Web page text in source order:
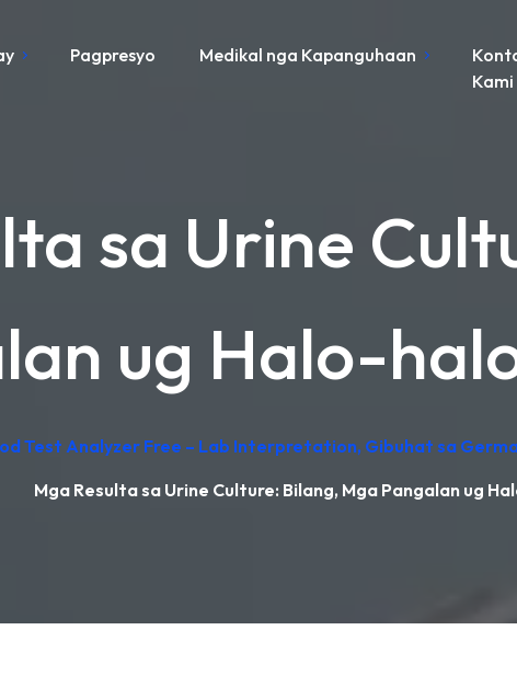
Pagpresyo Medikal nga Kapanguhaan
Kami
sa Urine
ug Halo-
Test Analyzer Free – Lab Interpretation, Gibuhat sa
Mga Resulta sa Urine Culture: Bilang, Mga Pangalan ug